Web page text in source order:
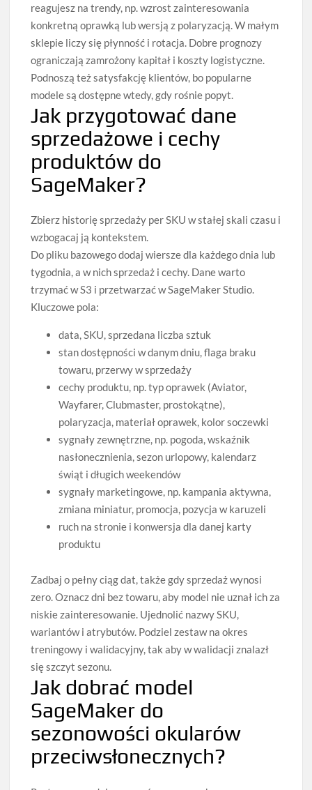
reagujesz na trendy, np. wzrost zainteresowania
konkretną oprawką lub wersją z polaryzacją. W małym
sklepie liczy się płynność i rotacja. Dobre prognozy
ograniczają zamrożony kapitał i koszty logistyczne.
Podnoszą też satysfakcję klientów, bo popularne
modele są dostępne wtedy, gdy rośnie popyt.
Jak przygotować dane
sprzedażowe i cechy
produktów do
SageMaker?
Zbierz historię sprzedaży per SKU w stałej skali czasu i
wzbogacaj ją kontekstem.
Do pliku bazowego dodaj wiersze dla każdego dnia lub
tygodnia, a w nich sprzedaż i cechy. Dane warto
trzymać w S3 i przetwarzać w SageMaker Studio.
Kluczowe pola:
data, SKU, sprzedana liczba sztuk
stan dostępności w danym dniu, flaga braku
towaru, przerwy w sprzedaży
cechy produktu, np. typ oprawek (Aviator,
Wayfarer, Clubmaster, prostokątne),
polaryzacja, materiał oprawek, kolor soczewki
sygnały zewnętrzne, np. pogoda, wskaźnik
nasłonecznienia, sezon urlopowy, kalendarz
świąt i długich weekendów
sygnały marketingowe, np. kampania aktywna,
zmiana miniatur, promocja, pozycja w karuzeli
ruch na stronie i konwersja dla danej karty
produktu
Zadbaj o pełny ciąg dat, także gdy sprzedaż wynosi
zero. Oznacz dni bez towaru, aby model nie uznał ich za
niskie zainteresowanie. Ujednolić nazwy SKU,
wariantów i atrybutów. Podziel zestaw na okres
treningowy i walidacyjny, tak aby w walidacji znalazł
się szczyt sezonu.
Jak dobrać model
SageMaker do
sezonowości okularów
przeciwsłonecznych?